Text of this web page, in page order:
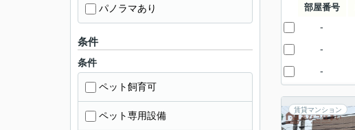
部屋番号
-
-
-
賃貸マンション
パノラマあり
条件
条件
ペット飼育可
ペット専用設備